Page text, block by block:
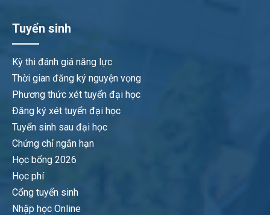
Tuyển sinh
Kỳ thi đánh giá năng lực
Thời gian đăng ký nguyện vọng
Phương thức xét tuyển đại học
Đăng ký xét tuyển đại học
Tuyển sinh sau đại học
Chứng chỉ ngắn hạn
Học bổng 2026
Học phí
Cổng tuyển sinh
Nhập học Online